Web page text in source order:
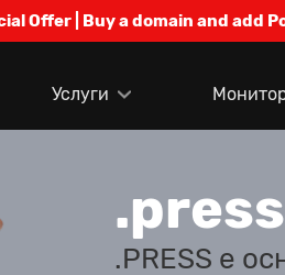
Offer | Buy a domain and add
Услуги
.press
.PRESS е